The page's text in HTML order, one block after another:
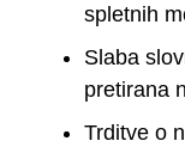
spletnih
Slaba
pretirana
Trditve o